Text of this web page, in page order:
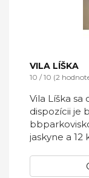
VILA LÍŠKA
10 / 10 (2
Vila Líška sa
dispozícii je
jaskyne a 12